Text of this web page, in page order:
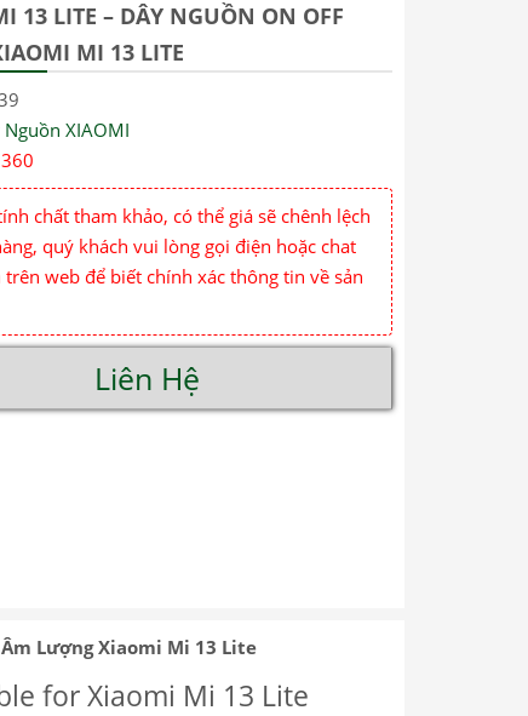
13 LITE – DÂY NGUỒN ON OFF
MI 13 LITE
Nguồn XIAOMI
360
chất tham khảo, có thể giá sẽ chênh lệch
quý khách vui lòng gọi điện hoặc chat
web để biết chính xác thông tin về sản
Liên Hệ
Lượng Xiaomi Mi 13 Lite
for Xiaomi Mi 13 Lite